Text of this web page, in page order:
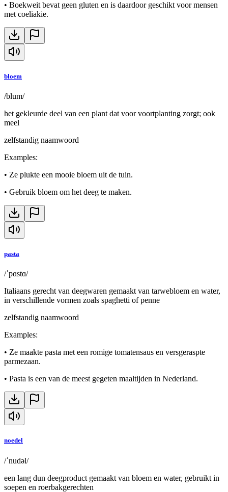
• Boekweit bevat geen gluten en is daardoor geschikt voor mensen
met coeliakie.
bloem
/blum/
het gekleurde deel van een plant dat voor voortplanting zorgt; ook
meel
zelfstandig naamwoord
Examples:
• Ze plukte een mooie bloem uit de tuin.
• Gebruik bloem om het deeg te maken.
pasta
/ˈpɑstɑ/
Italiaans gerecht van deegwaren gemaakt van tarwebloem en water,
in verschillende vormen zoals spaghetti of penne
zelfstandig naamwoord
Examples:
• Ze maakte pasta met een romige tomatensaus en versgeraspte
parmezaan.
• Pasta is een van de meest gegeten maaltijden in Nederland.
noedel
/ˈnudəl/
een lang dun deegproduct gemaakt van bloem en water, gebruikt in
soepen en roerbakgerechten